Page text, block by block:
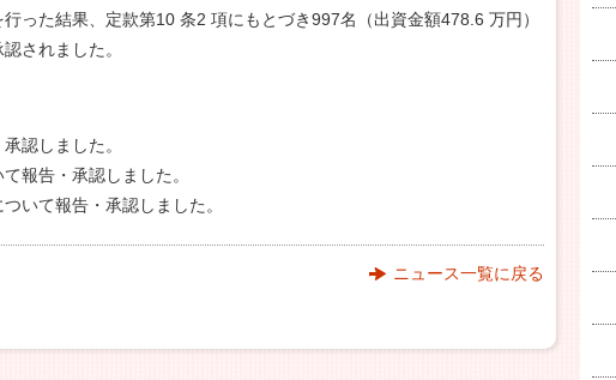
った結果、定款第10 条2 項にもとづき997名（出資金額478.6 万円）
されました。
認しました。
報告・承認しました。
いて報告・承認しました。
ニュース一覧に戻る